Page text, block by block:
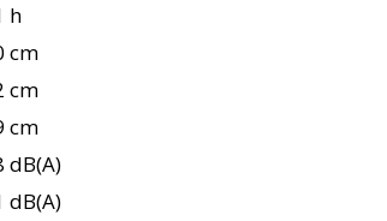
h
cm
cm
cm
dB(A)
dB(A)